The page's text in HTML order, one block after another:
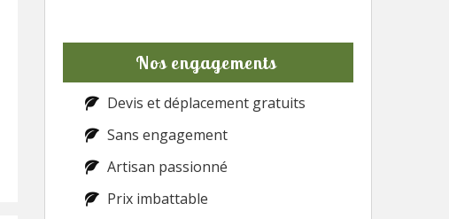
Nos engagements
Devis et déplacement gratuits
Sans engagement
Artisan passionné
Prix imbattable